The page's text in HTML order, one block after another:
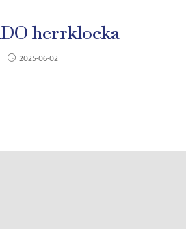
herrklocka
2025-06-02